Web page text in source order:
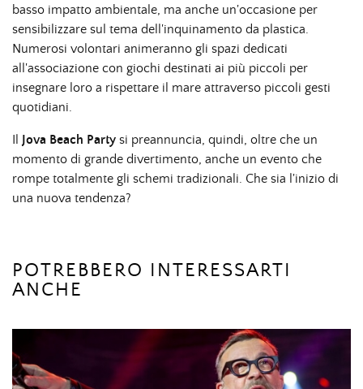
basso impatto ambientale, ma anche un'occasione per
sensibilizzare sul tema dell'inquinamento da plastica.
Numerosi volontari animeranno gli spazi dedicati
all'associazione con giochi destinati ai più piccoli per
insegnare loro a rispettare il mare attraverso piccoli gesti
quotidiani.
Il Jova Beach Party si preannuncia, quindi, oltre che un
momento di grande divertimento, anche un evento che
rompe totalmente gli schemi tradizionali. Che sia l'inizio di
una nuova tendenza?
POTREBBERO INTERESSARTI
ANCHE